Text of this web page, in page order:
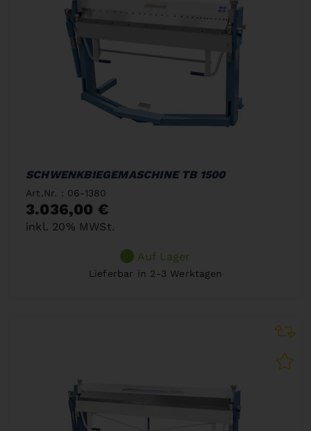
SCHWENKBIEGEMASCHINE TB 1500
Art.Nr. : 06-1380
3.036,00 €
inkl. 20% MWSt.
Auf Lager
Lieferbar in 2-3 Werktagen